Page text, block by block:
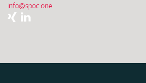
info@spoc.one